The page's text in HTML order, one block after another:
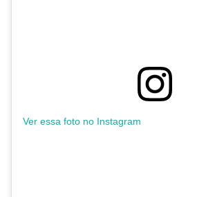
Ver essa foto no Instagram